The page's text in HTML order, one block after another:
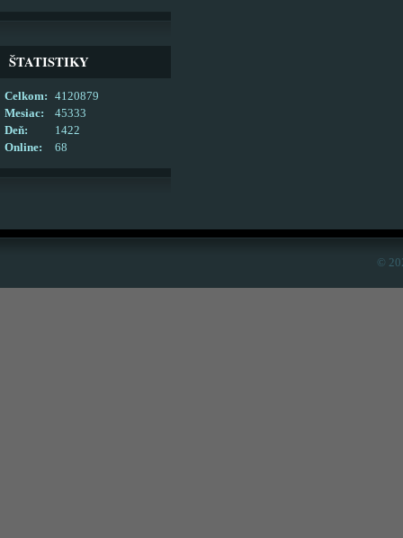
ŠTATISTIKY
Online: 68
Celkom:
4120879
Mesiac:
45333
Deň:
1422
©